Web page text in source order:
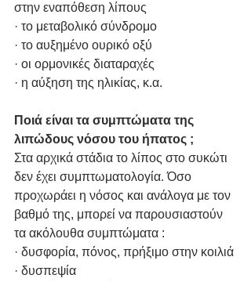
στην εναπόθεση λίπους
· το μεταβολικό σύνδρομο
· το αυξημένο ουρικό οξύ
· οι ορμονικές διαταραχές
· η αύξηση της ηλικίας, κ.α.
Ποιά είναι τα συμπτώματα της
λιπώδους νόσου του ήπατος ;
Στα αρχικά στάδια το λίπος στο συκώτι
δεν έχει συμπτωματολογία. Όσο
προχωράει η νόσος και ανάλογα με τον
βαθμό της, μπορεί να παρουσιαστούν
τα ακόλουθα συμπτώματα :
· δυσφορία, πόνος, πρήξιμο στην κοιλιά
· δυσπεψία